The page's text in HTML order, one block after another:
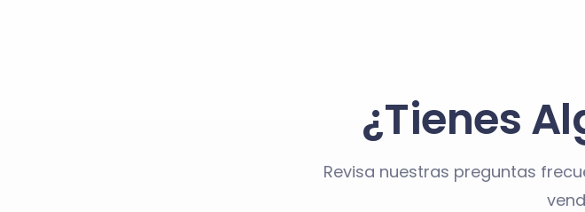
¿Tienes
Revisa nuestras preguntas